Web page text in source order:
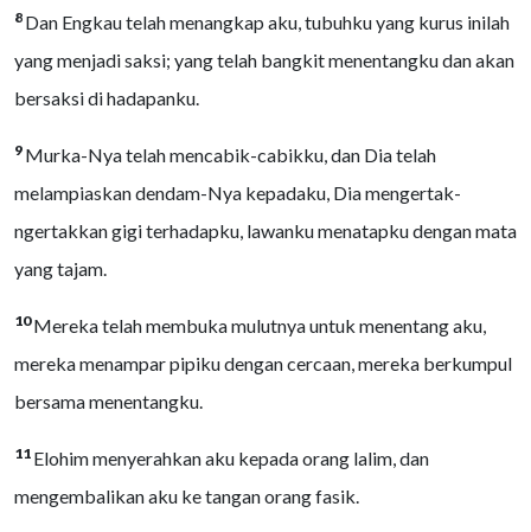
8 Dan Engkau telah menangkap aku, tubuhku yang kurus inilah
yang menjadi saksi; yang telah bangkit menentangku dan akan
bersaksi di hadapanku.
9 Murka-Nya telah mencabik-cabikku, dan Dia telah
melampiaskan dendam-Nya kepadaku, Dia mengertak-
ngertakkan gigi terhadapku, lawanku menatapku dengan mata
yang tajam.
10Mereka telah membuka mulutnya untuk menentang aku,
mereka menampar pipiku dengan cercaan, mereka berkumpul
bersama menentangku.
11 Elohim menyerahkan aku kepada orang lalim, dan
mengembalikan aku ke tangan orang fasik.